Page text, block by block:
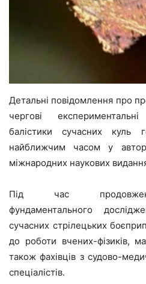
Детальні повідомлення про
чергові
балістики сучасних куль
найближчим часом у
міжнародних наукових
Під час
фундаментального
сучасних стрілецьких
до роботи вчених-фізиків,
також фахівців з судово-
спеціалістів.